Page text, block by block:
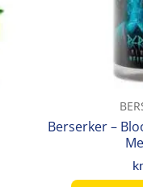
Berserker –
kr